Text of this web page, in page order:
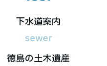
下水道案内
徳島の土木遺産